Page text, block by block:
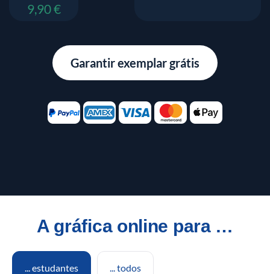
9,90 €
Garantir exemplar grátis
A gráfica online para …
... estudantes ... todos